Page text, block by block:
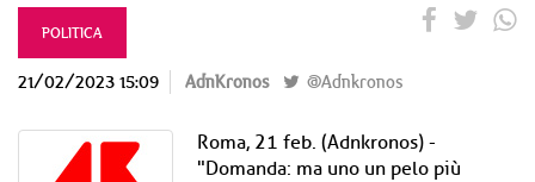
POLITICA
21/02/2023 15:09 AdnKronos @Adnkronos
Roma, 21 feb. (Adnkronos) -
"Domanda: ma uno un pelo più